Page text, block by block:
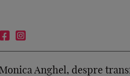
Monica Anghel, despre